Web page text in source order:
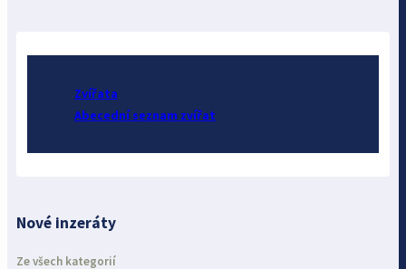
Zvířata
Abecední seznam zvířat
Nové inzeráty
Ze všech kategorií